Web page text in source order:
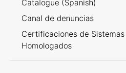
Catalogue (Spanish)
Canal de denuncias
Certificaciones de
Homologados